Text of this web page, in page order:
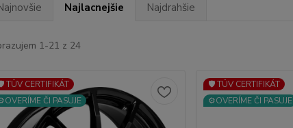
Najlacnejšie Najdrahšie
1-21 z 24
TÜV CERTIFIKÁT
ČI PASUJE
🛡️ TÜV CERTIFIKÁT
⚙️OVERÍME ČI PASUJE